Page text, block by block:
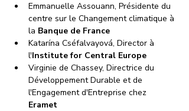
Emmanuelle Assouann, Présidente du
centre sur le Changement climatique à
la Banque de France
Katarína Cséfalvayová, Director à
l'Institute for Central Europe
Virginie de Chassey, Directrice du
Développement Durable et de
l'Engagement d'Entreprise chez
Eramet